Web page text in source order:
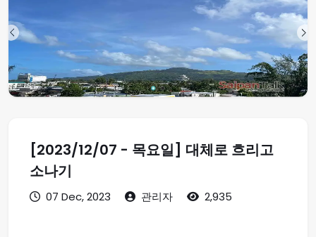
[2023/12/07 - 목요일] 대체로 흐리고
소나기
07 Dec, 2023 관리자 2,935